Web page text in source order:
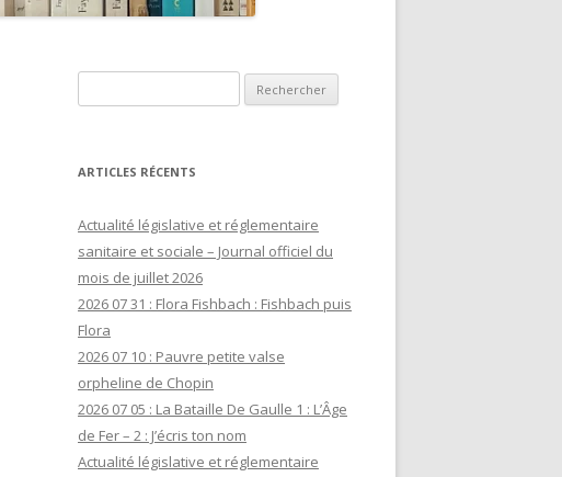
ARTICLES RÉCENTS
Actualité législative et réglementaire
sanitaire et sociale – Journal officiel du
mois de juillet 2026
2026 07 31 : Flora Fishbach : Fishbach puis
Flora
2026 07 10 : Pauvre petite valse
orpheline de Chopin
2026 07 05 : La Bataille De Gaulle 1 : L’Âge
de Fer – 2 : J’écris ton nom
Actualité législative et réglementaire